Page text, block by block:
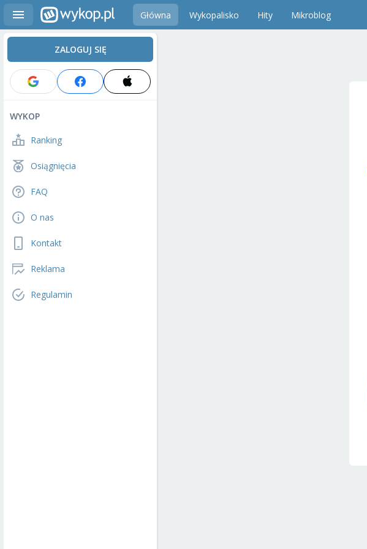
Główna Wykopalisko Hity Mikroblog
ZALOGUJ SIĘ
WYKOP
Ranking
Osiągnięcia
FAQ
O nas
Kontakt
Reklama
Regulamin